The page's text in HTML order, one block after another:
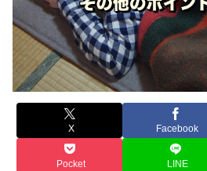
X Facebook
Pocket LINE